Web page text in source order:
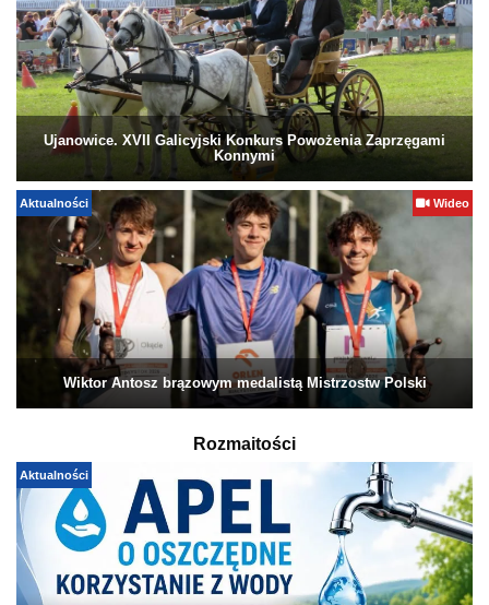
Ujanowice. XVII Galicyjski Konkurs Powożenia Zaprzęgami
Konnymi
Aktualności Wideo
Wiktor Antosz brązowym medalistą Mistrzostw Polski
Rozmaitości
Aktualności